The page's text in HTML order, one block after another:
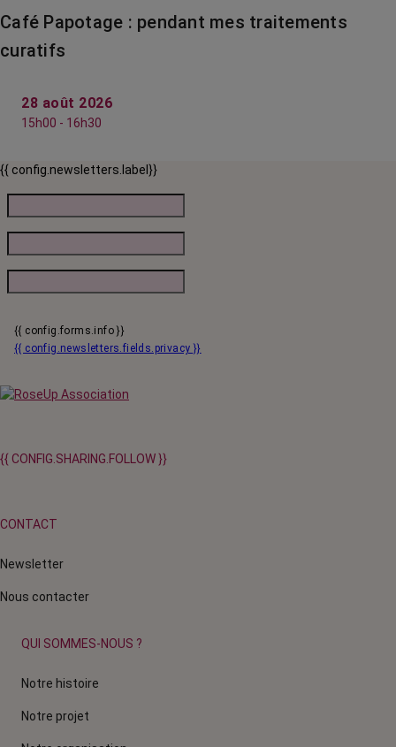
Café Papotage : pendant mes traitements
curatifs
28 août 2026
15h00 - 16h30
{{ config.newsletters.label}}
{{ config.forms.info }}
{{ config.newsletters.fields.privacy }}
{{ CONFIG.SHARING.FOLLOW }}
CONTACT
Newsletter
Nous contacter
QUI SOMMES-NOUS ?
Notre histoire
Notre projet